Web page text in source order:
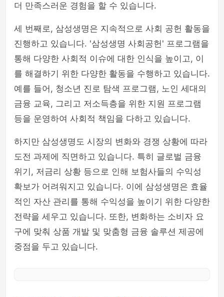
더 만족스러운 경험을 할 수 있습니다.
세 번째로, 삼성생명은 지속적으로 사회 공헌 활동을
진행하고 있습니다. '삼성생명 사회공헌' 프로그램을
통해 다양한 사회적 이슈에 대한 인식을 높이고, 이
를 해결하기 위한 다양한 활동을 수행하고 있습니다.
예를 들어, 청소년 진로 탐색 프로그램, 노인 세대의
금융 교육, 그리고 저소득층을 위한 지원 프로그램
등을 운영하여 사회적 책임을 다하고 있습니다.
하지만 삼성생명도 시장의 변화와 경쟁 상황에 따라
도전 과제에 직면하고 있습니다. 특히 글로벌 금융
위기, 저금리 상황 등으로 인해 보험사들의 수익성
확보가 어려워지고 있습니다. 이에 삼성생명은 효율
적인 자산 관리를 통해 수익성을 높이기 위한 다양한
전략을 세우고 있습니다. 또한, 변화하는 소비자 요
구에 맞춰 상품 개발 및 맞춤형 금융 솔루션 제공에
중점을 두고 있습니다.